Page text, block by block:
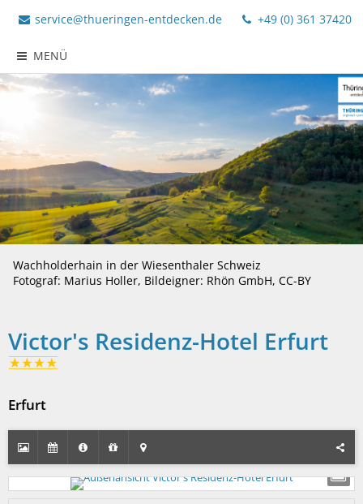
service@thueringen-entdecken.de +49 (0) 361 37420
MENÜ
Wachholderhain in der Wiesenthaler Schweiz
Fotograf: Marius Holler, Bildeigner: Rhön GmbH, CC-BY
Victor's Residenz-Hotel Erfurt
Erfurt